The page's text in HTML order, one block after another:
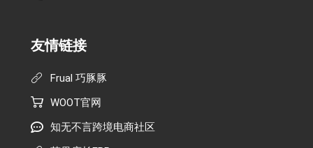
友情链接
Frual 巧豚豚
WOOT官网
知无不言跨境电商社区